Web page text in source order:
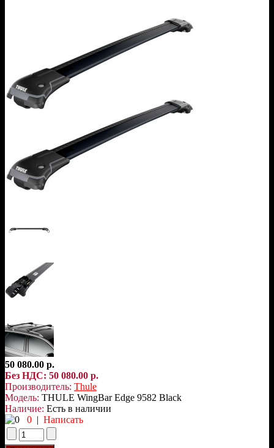
50 080.00 р.
Без НДС: 50 080.00 р.
Производитель: Thule
Модель: THULE WingBar Edge 9582 Black
Наличие: Есть в наличии
0 | Написать